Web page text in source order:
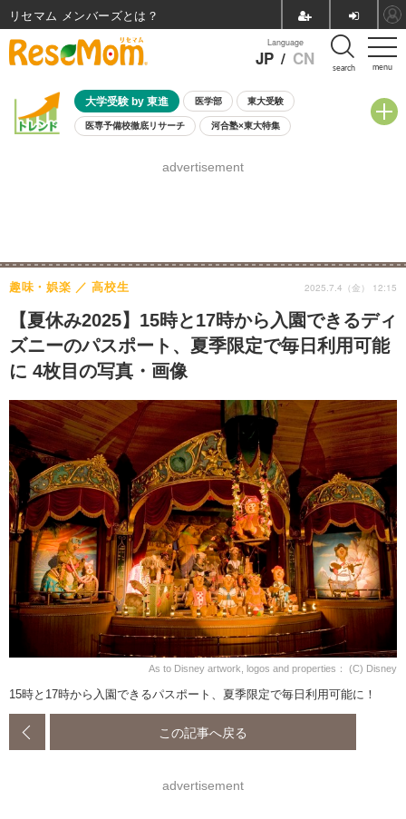
menu
Language
JP / CN search
大学受験 by 東進 医学部 東大受験
医専予備校徹底リサーチ 河合塾×東大特集
8月開催学校説明会・相談会
advertisement
【夏休み2025】15時と17時から入園できるディ
ズニーのパスポート、夏季限定で毎日利用可能
に 4枚目の写真・画像
趣味・娯楽 高校生 2025.7.4（金） 12:15
As to Disney artwork, logos and properties： (C) Disney
15時と17時から入園できるパスポート、夏季限定で毎日利用可能に！
この記事へ戻る
advertisement
リセマム メンバーズ